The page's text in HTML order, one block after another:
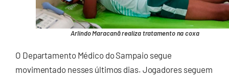
Arlindo Maracanã realiza tratamento na coxa
O Departamento Médico do Sampaio segue
movimentado nesses últimos dias. Jogadores seguem